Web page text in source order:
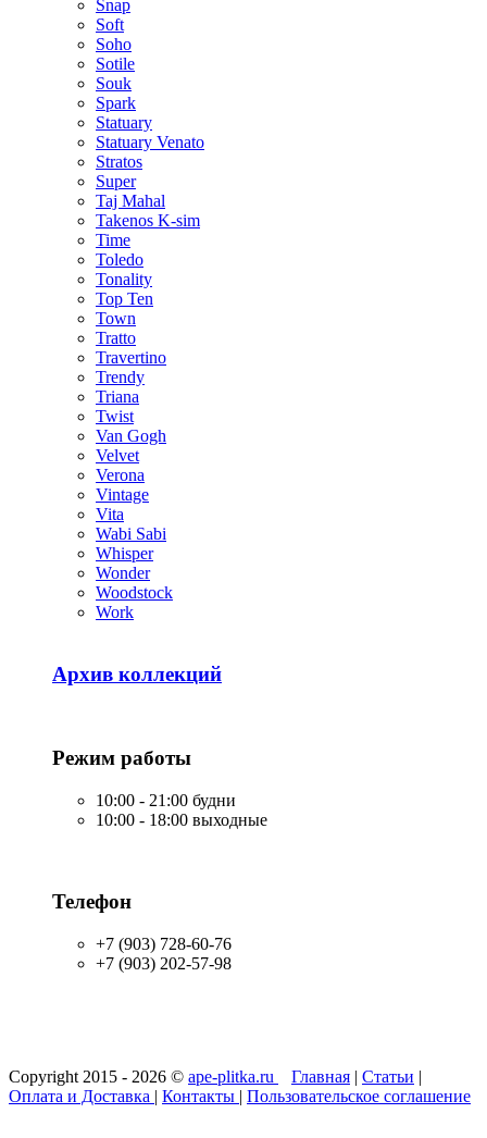
Snap
Soft
Soho
Sotile
Souk
Spark
Statuary
Statuary Venato
Stratos
Super
Taj Mahal
Takenos K-sim
Time
Toledo
Tonality
Top Ten
Town
Tratto
Travertino
Trendy
Triana
Twist
Van Gogh
Velvet
Verona
Vintage
Vita
Wabi Sabi
Whisper
Wonder
Woodstock
Work
Архив коллекций
Режим работы
10:00 - 21:00 будни
10:00 - 18:00 выходные
Телефон
+7 (903) 728-60-76
+7 (903) 202-57-98
Copyright 2015 - 2026 © ape-plitka.ru Главная | Статьи |
Оплата и Доставка | Контакты | Пользовательское соглашение